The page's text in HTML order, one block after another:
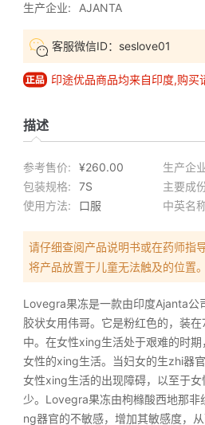
生产企业:
AJANTA
客服微信ID：seslove01
印途优品商品均来自印度,购买
描述
参考售价: ¥260.00 生产企
包装规格:
7S 主要成
使用方法:
口服 中英名
请仔细查阅产品说明书或在药师指
将产品放置于儿童无法触及的位置。
Lovegra果冻是一款由印度Ajanta公
胶状女用伟哥。它是粉红色的，装
中。在女性xing生活处于艰难的时
女性的xing生活。当妇女的生zhi器
女性xing生活的出现障碍，以至于
少。Lovegra果冻由枸橼酸西地那非
ng器官的不敏感，增加其敏感度，